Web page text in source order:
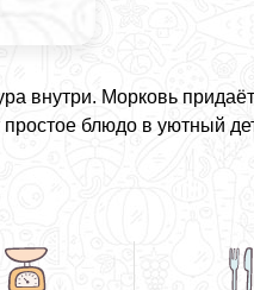
внутри. Морковь
блюдо в уютный